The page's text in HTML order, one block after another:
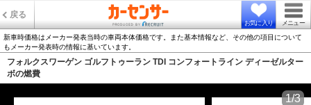
戻る
お気に入り メニュー
新車時価格はメーカー発表当時の車両本体価格です。また基本情報など、その他の項目について
もメーカー発表時の情報に基いています。
フォルクスワーゲン ゴルフトゥーラン TDI コンフォートライン ディーゼルター
ボの燃費
1/3